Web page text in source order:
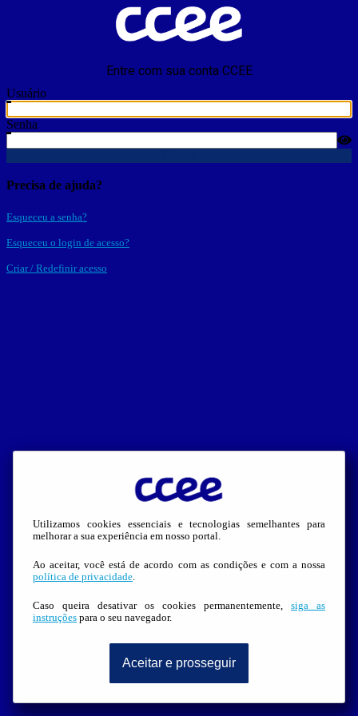
Entre com sua conta CCEE
Usuário
Senha
Precisa de ajuda?
Esqueceu a senha?
Esqueceu o login de acesso?
Criar / Redefinir acesso
Utilizamos cookies essenciais e tecnologias semelhantes para
melhorar a sua experiência em nosso portal.
Ao aceitar, você está de acordo com as condições e com a nossa
política de privacidade.
Caso queira desativar os cookies permanentemente, siga as
instruções para o seu navegador.
Aceitar e prosseguir